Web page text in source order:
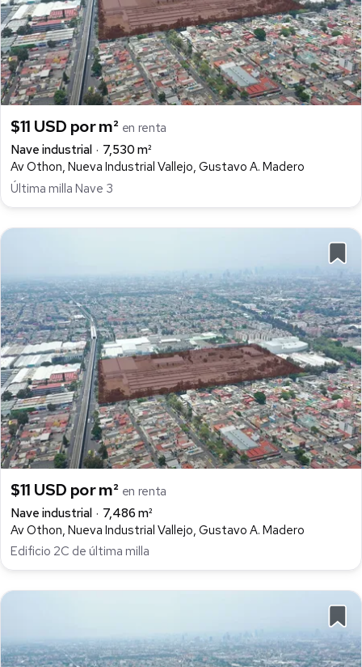
$11 USD por m² en renta
Nave industrial
7,530 m²
Av Othon, Nueva Industrial Vallejo, Gustavo A. Madero
Última milla Nave 3
$11 USD por m² en renta
Nave industrial
7,486 m²
Av Othon, Nueva Industrial Vallejo, Gustavo A. Madero
Edificio 2C de última milla